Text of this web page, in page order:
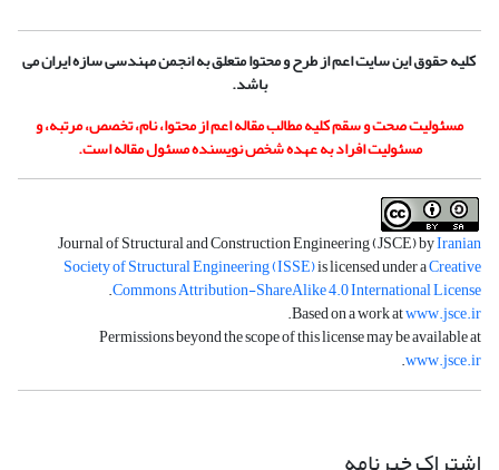
کلیه حقوق این سایت اعم از طرح و محتوا متعلق به انجمن مهندسی سازه ایران می
باشد.
مسئولیت صحت و سقم کلیه مطالب مقاله اعم از محتوا، نام، تخصص، مرتبه، و
مسئولیت افراد به عهده شخص نویسنده مسئول مقاله است.
Journal of Structural and Construction Engineering (JSCE) byIranian
Society of Structural Engineering (ISSE)is licensed under aCreative
Commons Attribution-ShareAlike 4.0 International License
.
Based on a work atwww.jsce.ir
.
Permissions beyond the scope of this license may be available at
www.jsce.ir
.